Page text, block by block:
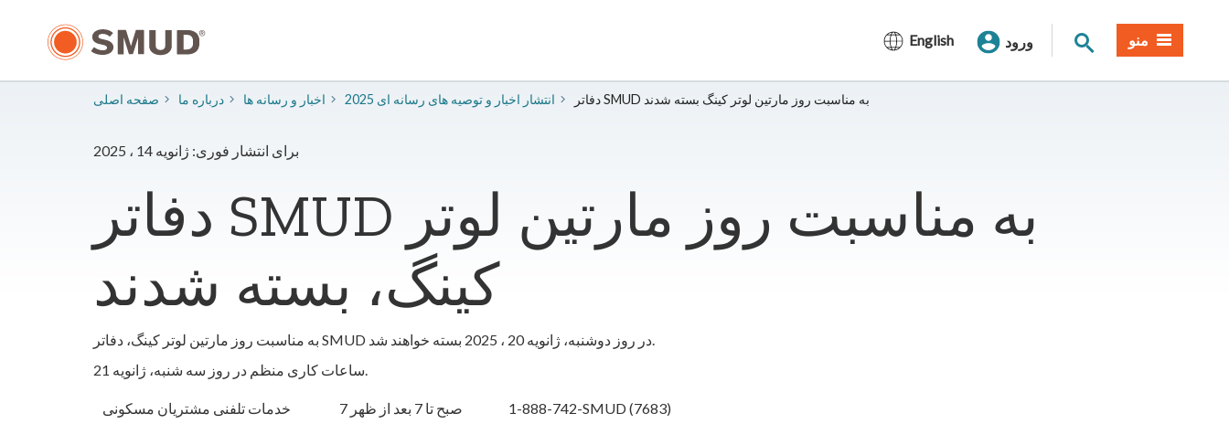
English ورود جستجوی سایت
منو
صفحه اصلی درباره ما ​اخبار و رسانه ها 2025 انتشار اخبار و توصیه های رسانه ای دفاتر SMUD به مناسبت روز مارتین لوتر کینگ بسته شدند
برای انتشار فوری: ژانویه 14 ، 2025
دفاتر SMUD به مناسبت روز مارتین لوتر
کینگ، بسته شدند
به مناسبت روز مارتین لوتر کینگ، دفاتر SMUD در روز دوشنبه، ژانویه 20 ، 2025 بسته خواهند شد.
ساعات کاری منظم در روز سه شنبه، ژانویه 21.
خدمات تلفنی مشتریان مسکونی 7 صبح تا 7 بعد از ظهر 1-888-742-SMUD (7683)